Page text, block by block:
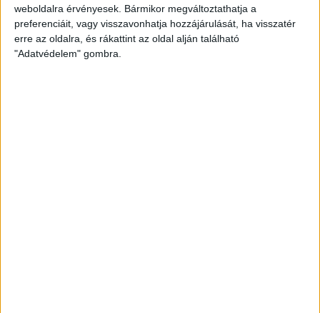
weboldalra érvényesek. Bármikor megváltoztathatja a
preferenciáit, vagy visszavonhatja hozzájárulását, ha visszatér
erre az oldalra, és rákattint az oldal alján található
"Adatvédelem" gombra.